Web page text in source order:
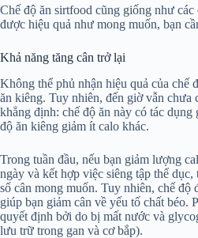
Chế độ ăn sirtfood cũng giống như các
được hiệu quả như mong muốn, bạn
Khả năng tăng cân trở lại
Không thể phủ nhận hiệu quả của chế
ăn kiêng. Tuy nhiên, đến giờ vẫn chưa
khẳng định: chế độ ăn này có tác dụng
độ ăn kiêng giảm ít calo khác.
Trong tuần đầu, nếu bạn giảm lượng
ngày và kết hợp việc siêng tập thể
số cân mong muốn. Tuy nhiên, chế độ
giúp bạn giảm cân về yếu tố chất béo.
quyết định bởi do bị mất nước và
lưu trữ trong gan và cơ bắp).